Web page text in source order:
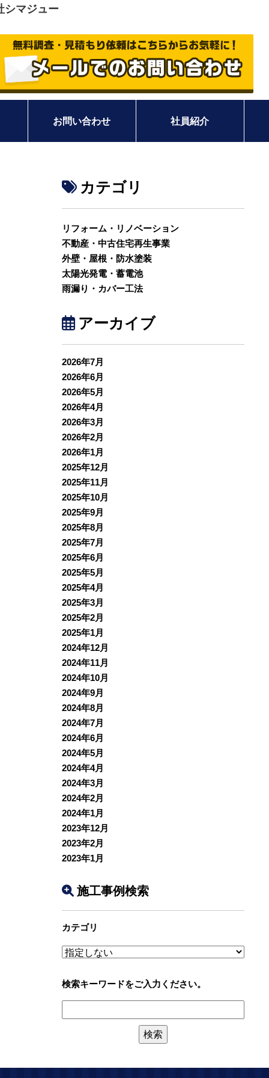
シマジュー
お問い合わせ 社員紹介
カテゴリ
リフォーム・リノベーション
不動産・中古住宅再生事業
外壁・屋根・防水塗装
太陽光発電・蓄電池
雨漏り・カバー工法
アーカイブ
2026年7月
2026年6月
2026年5月
2026年4月
2026年3月
2026年2月
2026年1月
2025年12月
2025年11月
2025年10月
2025年9月
2025年8月
2025年7月
2025年6月
2025年5月
2025年4月
2025年3月
2025年2月
2025年1月
2024年12月
2024年11月
2024年10月
2024年9月
2024年8月
2024年7月
2024年6月
2024年5月
2024年4月
2024年3月
2024年2月
2024年1月
2023年12月
2023年2月
2023年1月
施工事例検索
カテゴリ
検索キーワードをご入力ください。